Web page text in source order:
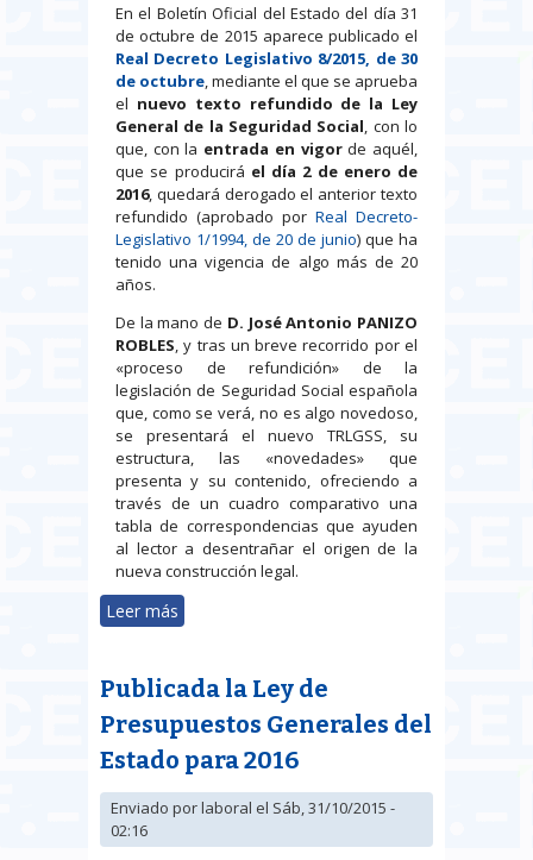
En el Boletín Oficial del Estado del día 31
de octubre de 2015 aparece publicado el
Real Decreto Legislativo 8/2015, de 30
de octubre , mediante el que se aprueba
el nuevo texto refundido de la Ley
General de la Seguridad Social , con lo
que, con la entrada en vigorde aquél,
que se producirá el día 2 de enero de
2016, quedará derogado el anterior texto
refundido (aprobado por Real Decreto-
Legislativo 1/1994, de 20 de junio) que ha
tenido una vigencia de algo más de 20
años.
De la mano de D. José Antonio PANIZO
ROBLES , y tras un breve recorrido por el
«proceso de refundición» de la
legislación de Seguridad Social española
que, como se verá, no es algo novedoso,
se presentará el nuevo TRLGSS, su
estructura, las «novedades» que
presenta y su contenido, ofreciendo a
través de un cuadro comparativo una
tabla de correspondencias que ayuden
al lector a desentrañar el origen de la
nueva construcción legal.
Leer más
8/2015, de 30 de octubre):
Objetivos, estructura y contenido
Publicada la Ley de
Presupuestos Generales del
Estado para 2016
Enviado porlaboral el Sáb, 31/10/2015 -
02:16